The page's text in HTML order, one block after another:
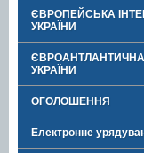
ЄВРОПЕЙСЬКА
УКРАЇНИ
ЄВРОАНТЛАНТИЧНА
УКРАЇНИ
ОГОЛОШЕННЯ
Електронне